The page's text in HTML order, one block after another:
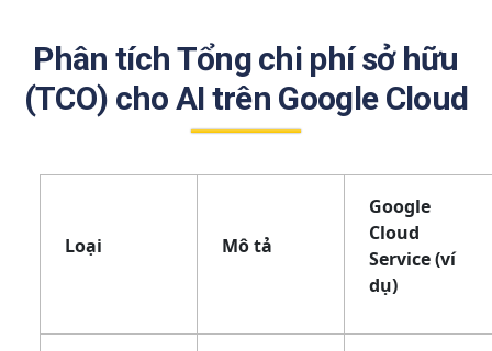
Phân tích Tổng chi phí sở hữu
(TCO) cho AI trên Google Cloud
Loại Mô tả
Google
Cloud
Service (ví
dụ)